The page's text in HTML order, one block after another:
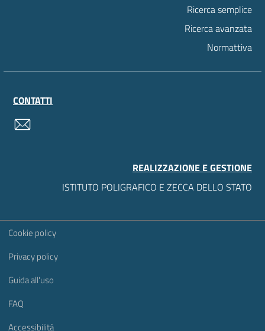
Ricerca semplice
Ricerca avanzata
Normattiva
CONTATTI
REALIZZAZIONE E GESTIONE
ISTITUTO POLIGRAFICO E ZECCA DELLO STATO
Sezione Link Utili
Cookie policy
Privacy policy
Guida all'uso
FAQ
Accessibilità